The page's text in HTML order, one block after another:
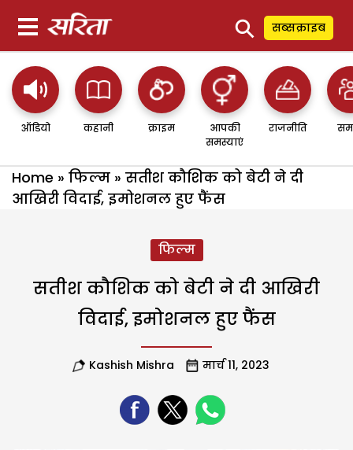
⚲ सब्सक्राइब
ऑडियो कहानी क्राइम
आपकी
समस्याएं
राजनीति
Home » फिल्म » सतीश कौशिक को बेटी ने दी
आखिरी विदाई, इमोशनल हुए फैंस
फिल्म
सतीश कौशिक को बेटी ने दी आखिरी
विदाई, इमोशनल हुए फैंस
Kashish Mishra मार्च 11, 2023